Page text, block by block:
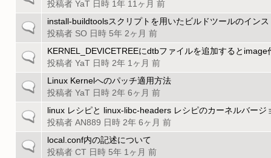
ト
ピ
ッ
の
ト
ピ
ッ
投稿者 YaT 日時 1年 11ヶ月 前
一
の
ト
ピ
ッ
install-buildtoolsスクリプトを用いたビルドツールのイン
投稿者 SO 日時 5年 2ヶ月 前
一
の
ト
ピ
ッ
KERNEL_DEVICETREEにdtbファイルを追加するとimage
投稿者 YaT 日時 2年 1ヶ月 前
一
の
ト
ピ
ッ
Linux Kernelへのパッチ適用方法
投稿者 YaT 日時 2年 6ヶ月 前
一
の
ト
linux レシピと linux-libc-headers レシピのカーネルバージ
投稿者 AN889 日時 2年 6ヶ月 前
一
local.conf内の記述について
投稿者 CT 日時 5年 1ヶ月 前